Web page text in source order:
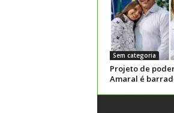
Sem categoria
Projeto de
Amaral é